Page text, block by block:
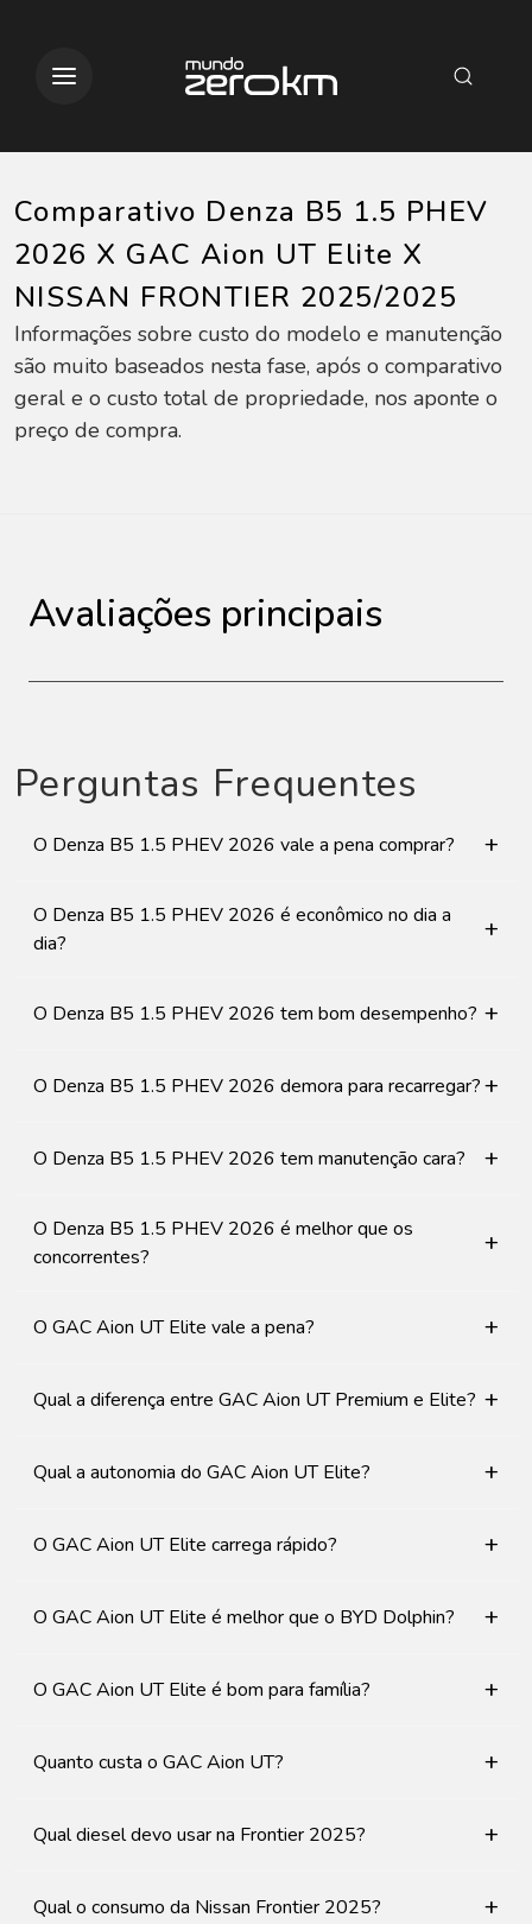
Comparativo Denza B5 1.5 PHEV
2026 X GAC Aion UT Elite X
NISSAN FRONTIER 2025/2025
Informações sobre custo do modelo e manutenção
são muito baseados nesta fase, após o comparativo
geral e o custo total de propriedade, nos aponte o
preço de compra.
Avaliações principais
Perguntas Frequentes
O Denza B5 1.5 PHEV 2026 vale a pena comprar? +
O Denza B5 1.5 PHEV 2026 é econômico no dia a
dia?
+
O Denza B5 1.5 PHEV 2026 tem bom desempenho? +
O Denza B5 1.5 PHEV 2026 demora para recarregar?+
O Denza B5 1.5 PHEV 2026 tem manutenção cara? +
O Denza B5 1.5 PHEV 2026 é melhor que os
concorrentes?
+
O GAC Aion UT Elite vale a pena? +
Qual a diferença entre GAC Aion UT Premium e Elite? +
Qual a autonomia do GAC Aion UT Elite? +
O GAC Aion UT Elite carrega rápido? +
O GAC Aion UT Elite é melhor que o BYD Dolphin? +
O GAC Aion UT Elite é bom para família? +
Quanto custa o GAC Aion UT? +
Qual diesel devo usar na Frontier 2025? +
Qual o consumo da Nissan Frontier 2025? +